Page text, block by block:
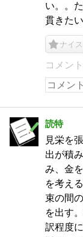
い。。
貫きた
ナイス
コメン
読特
見栄を
出が積
み、金
を考え
束の間
を出す
訳程度